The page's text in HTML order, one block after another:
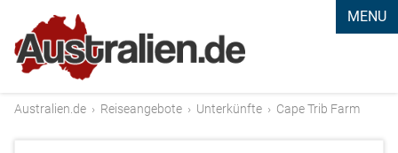
MENU
Australien.de › Reiseangebote › Unterkünfte › Cape Trib Farm